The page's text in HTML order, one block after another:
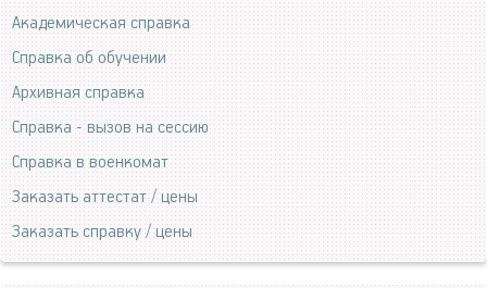
Академическая справка
Справка об обучении
Архивная справка
Справка - вызов на сессию
Справка в военкомат
Заказать аттестат / цены
Заказать справку / цены